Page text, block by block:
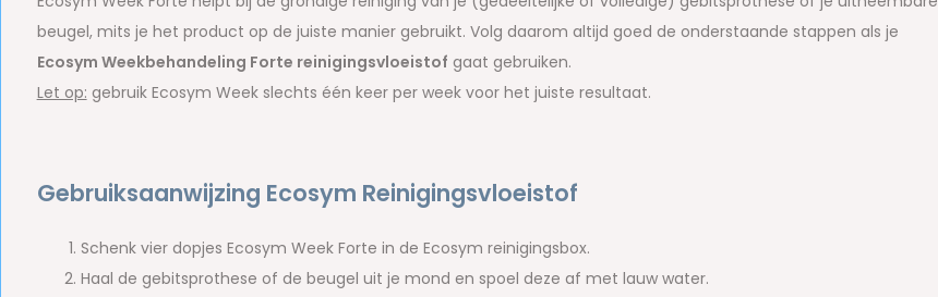
beugel, mits je het product op de juiste manier gebruikt. Volg daarom altijd goed de onderstaande stappen als je
Ecosym Weekbehandeling Forte reinigingsvloeistof gaat gebruiken.
Let op: gebruik Ecosym Week slechts één keer per week voor het juiste resultaat.
Gebruiksaanwijzing Ecosym Reinigingsvloeistof
Schenk vier dopjes Ecosym Week Forte in de Ecosym reinigingsbox.
Haal de gebitsprothese of de beugel uit je mond en spoel deze af met lauw water.